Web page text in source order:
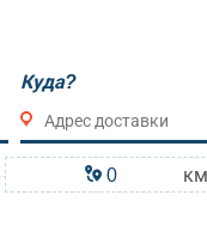
Куда?
км